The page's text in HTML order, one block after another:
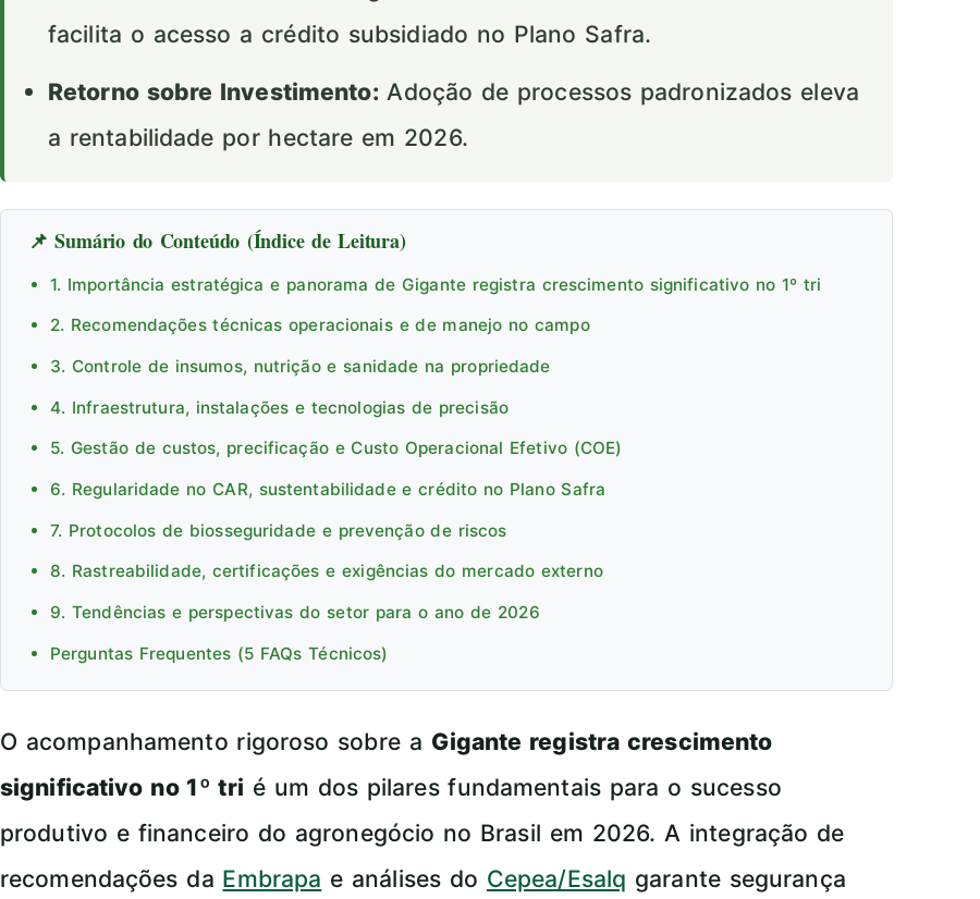
facilita o acesso a crédito subsidiado no Plano Safra.
Retorno sobre Investimento:Adoção de processos padronizados eleva
a rentabilidade por hectare em 2026.
📌 Sumário do Conteúdo (Índice de Leitura)
1. Importância estratégica e panorama de Gigante registra crescimento significativo no 1º tri
2. Recomendações técnicas operacionais e de manejo no campo
3. Controle de insumos, nutrição e sanidade na propriedade
4. Infraestrutura, instalações e tecnologias de precisão
5. Gestão de custos, precificação e Custo Operacional Efetivo (COE)
6. Regularidade no CAR, sustentabilidade e crédito no Plano Safra
7. Protocolos de biosseguridade e prevenção de riscos
8. Rastreabilidade, certificações e exigências do mercado externo
9. Tendências e perspectivas do setor para o ano de 2026
Perguntas Frequentes (5 FAQs Técnicos)
O acompanhamento rigoroso sobre a Gigante registra crescimento
significativo no 1º tri é um dos pilares fundamentais para o sucesso
produtivo e financeiro do agronegócio no Brasil em 2026. A integração de
recomendações da Embrapa e análises do Cepea/Esalq garante segurança